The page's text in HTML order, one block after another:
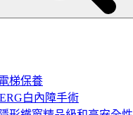
梯保養
白內障手術